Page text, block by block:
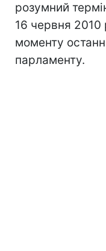
розумний
16 червня 2010
моменту
парламенту.